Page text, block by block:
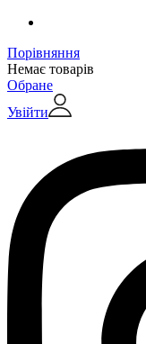
Порівняння
Немає товарів
Обране
Увійти